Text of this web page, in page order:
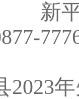
新
2023